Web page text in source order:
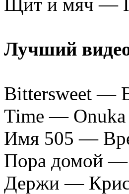
Лучший
Bittersweet —
Time — Onuka
Имя 505 —
Пора домой
Держи —